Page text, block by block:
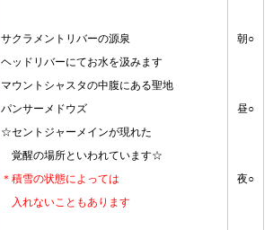
サクラメントリバーの源泉
ヘッドリバーにてお水を汲みます
マウントシャスタの中腹にある聖地
パンサーメドウズ
☆セントジャーメインが現れた
覚醒の場所といわれています☆
＊積雪の状態によっては
入れないこともあります
朝○
昼○
夜○